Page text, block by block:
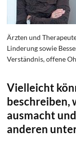
Ärzten und
Linderung sowie
Verständnis, offene
Vielleicht
beschreiben,
ausmacht
anderen